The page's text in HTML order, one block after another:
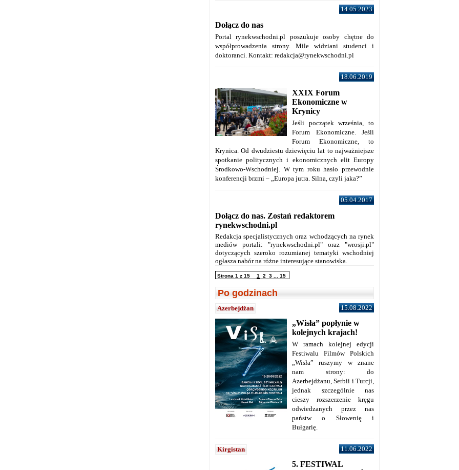
14.05.2023
Dołącz do nas
Portal rynekwschodni.pl poszukuje osoby chętne do
współprowadzenia strony. Mile widziani studenci i
doktoranci. Kontakt: redakcja@rynekwschodni.pl
18.06.2019
XXIX Forum
Ekonomiczne w
Krynicy
Jeśli początek września, to
Forum Ekonomiczne. Jeśli
Forum Ekonomiczne, to
Krynica. Od dwudziestu dziewięciu lat to najważniejsze
spotkanie politycznych i ekonomicznych elit Europy
Środkowo-Wschodniej. W tym roku hasło przewodnie
konferencji brzmi – „Europa jutra. Silna, czyli jaka?”
05.04.2017
Dołącz do nas. Zostań redaktorem
rynekwschodni.pl
Redakcja specjalistycznych oraz wchodzących na rynek
mediów portali: "rynekwschodni.pl" oraz "wrosji.pl"
dotyczących szeroko rozumianej tematyki wschodniej
ogłasza nabór na różne interesujące stanowiska.
Strona 1 z 15 1 2 3 15
Po godzinach
Azerbejdżan 15.08.2022
„Wisła” popłynie w
kolejnych krajach!
W ramach kolejnej edycji
Festiwalu Filmów Polskich
„Wisła” ruszymy w znane
nam strony: do
Azerbejdżanu, Serbii i Turcji,
jednak szczególnie nas
cieszy rozszerzenie kręgu
odwiedzanych przez nas
państw o Słowenię i
Bułgarię.
Kirgistan 11.06.2022
5. FESTIWAL